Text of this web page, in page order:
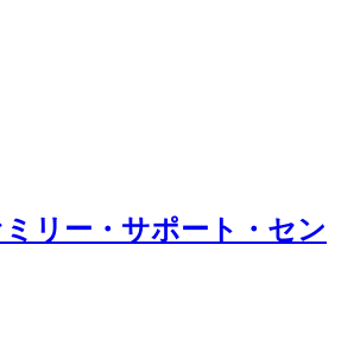
リー・サポート・セン